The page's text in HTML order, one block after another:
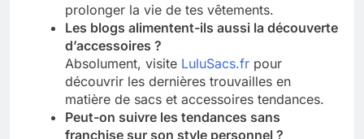
prolonger la vie de tes vêtements.
Les blogs alimentent-ils aussi la découverte
d’accessoires ?
Absolument, visite LuluSacs.fr pour
découvrir les dernières trouvailles en
matière de sacs et accessoires tendances.
Peut-on suivre les tendances sans
franchise sur son style personnel ?